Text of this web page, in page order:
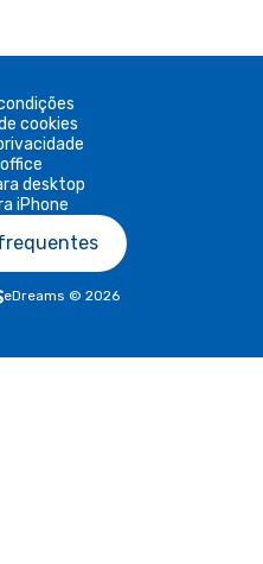
cookies
desktop
iPhone
eDreams © 2026